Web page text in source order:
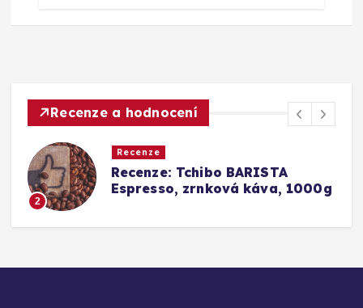
Recenze a hodnocení
3
Recenze
Srovnání a recenze: Tchibo
Barista Caffè Crema vs.